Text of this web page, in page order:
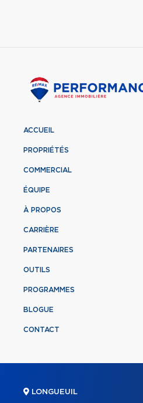
ACCUEIL
PROPRIÉTÉS
COMMERCIAL
ÉQUIPE
À PROPOS
CARRIÈRE
PARTENAIRES
OUTILS
PROGRAMMES
BLOGUE
CONTACT
LONGUEUIL